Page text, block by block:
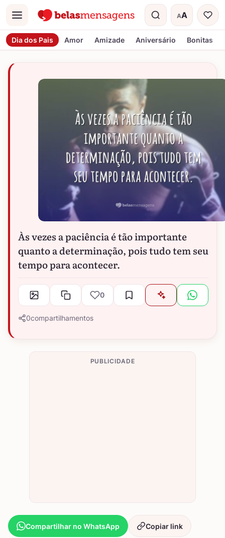
Menu AA
Tamanho do
Dia dos Pais Amor Amizade Aniversário Bonitas
Às vezes a paciência é tão importante
quanto a determinação, pois tudo tem seu
tempo para acontecer.
0
0compartilhamentos
PUBLICIDADE
Compartilhar no WhatsApp Copiar link